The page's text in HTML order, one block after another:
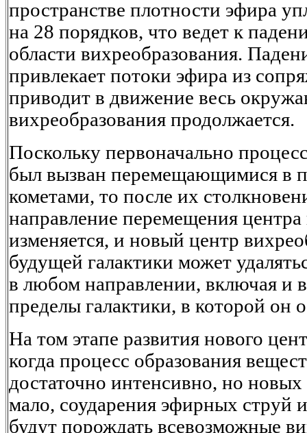
пространстве плотности эфира
на 28 порядков, что ведет к
области вихреобразования.
привлекает потоки эфира из
приводит в движение весь
вихреобразования продолжается.
Поскольку первоначально
был вызван перемещающимися в
кометами, то после их
направление перемещения центра
изменяется, и новый центр
будущей галактики может
в любом направлении, включая и
пределы галактики, в которой он
На том этапе развития нового
когда процесс образования
достаточно интенсивно, но новых
мало, соударения эфирных струй
будут порождать всевозможные